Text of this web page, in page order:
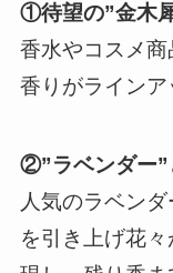
①待望の”金木
香水やコスメ
香りがラインア
②”ラベンダー”
人気のラベン
を引き上げ花